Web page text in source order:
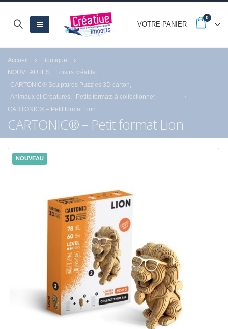
VOTRE PANIER
0
Accueil
Boutique
NOUVEAUTES
Loisirs créatifs
CARTONIC® Sculptures Puzzles 3D carton
Animaux et Créatures
Petits formats à collectionner
CARTONIC® – Petit format Lion
CARTONIC® – Petit format Lion
NOUVEAU